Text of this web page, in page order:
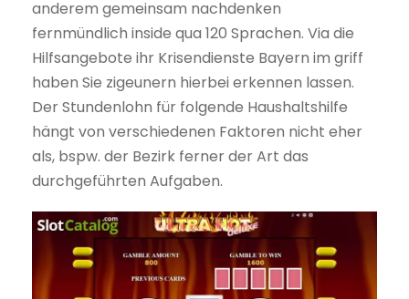
anderem gemeinsam nachdenken
fernmündlich inside qua 120 Sprachen. Via die
Hilfsangebote ihr Krisendienste Bayern im griff
haben Sie zigeunern hierbei erkennen lassen.
Der Stundenlohn für folgende Haushaltshilfe
hängt von verschiedenen Faktoren nicht eher
als, bspw. der Bezirk ferner der Art das
durchgeführten Aufgaben.